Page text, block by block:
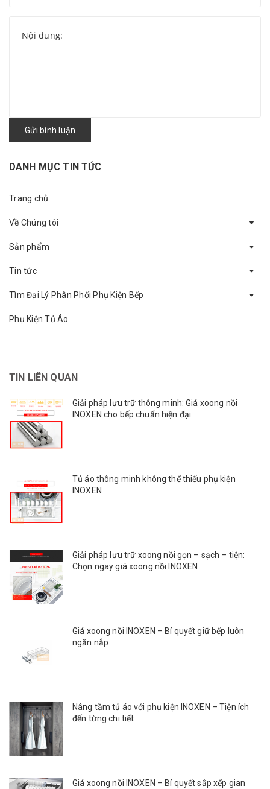
Gửi bình luận
DANH MỤC TIN TỨC
Trang chủ
Về Chúng tôi
Sản phẩm
Tin tức
Tìm Đại Lý Phân Phối Phụ Kiện Bếp
Phụ Kiện Tủ Áo
TIN LIÊN QUAN
Giải pháp lưu trữ thông minh: Giá xoong nồi
INOXEN cho bếp chuẩn hiện đại
Tủ áo thông minh không thể thiếu phụ kiện
INOXEN
Giải pháp lưu trữ xoong nồi gọn – sạch – tiện:
Chọn ngay giá xoong nồi INOXEN
Giá xoong nồi INOXEN – Bí quyết giữ bếp luôn
ngăn nắp
Nâng tầm tủ áo với phụ kiện INOXEN – Tiện ích
đến từng chi tiết
Giá xoong nồi INOXEN – Bí quyết sắp xếp gian